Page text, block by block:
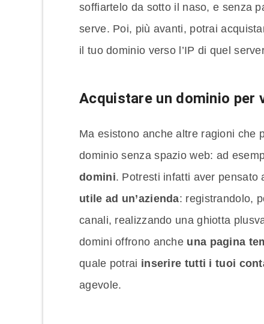
soffiartelo da sotto il naso, e senza
serve. Poi, più avanti, potrai
il tuo dominio verso l’IP di quel
Acquistare un dominio per
Ma esistono anche altre ragioni che
dominio senza spazio web: ad
domini. Potresti infatti aver pensato
utile ad un’azienda: registrandolo,
canali, realizzando una ghiotta
domini offrono anche una pagina
quale potrai inserire tutti i tuoi
agevole.